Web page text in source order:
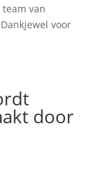
van
voor
door